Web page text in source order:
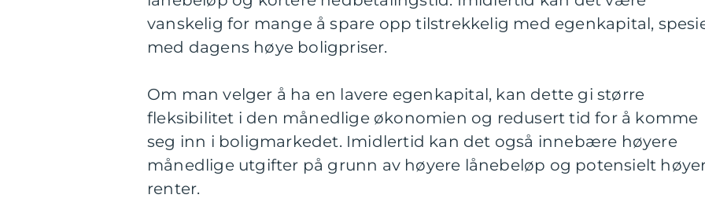
vanskelig for mange å spare opp tilstrekkelig med egenkapital,
med dagens høye boligpriser.
Om man velger å ha en lavere egenkapital, kan dette gi større
fleksibilitet i den månedlige økonomien og redusert tid for å komme
seg inn i boligmarkedet. Imidlertid kan det også innebære høyere
månedlige utgifter på grunn av høyere lånebeløp og potensielt
renter.